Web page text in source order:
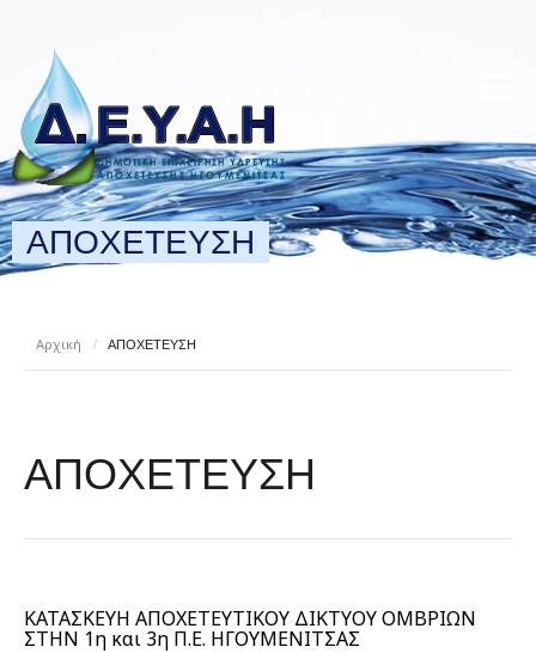
ΑΠΟΧΕΤΕΥΣΗ
Αρχική / ΑΠΟΧΕΤΕΥΣΗ
ΑΠΟΧΕΤΕΥΣΗ
ΚΑΤΑΣΚΕΥΗ ΑΠΟΧΕΤΕΥΤΙΚΟΥ ΔΙΚΤΥΟΥ ΟΜΒΡΙΩΝ
ΣΤΗΝ 1η και 3η Π.Ε. ΗΓΟΥΜΕΝΙΤΣΑΣ